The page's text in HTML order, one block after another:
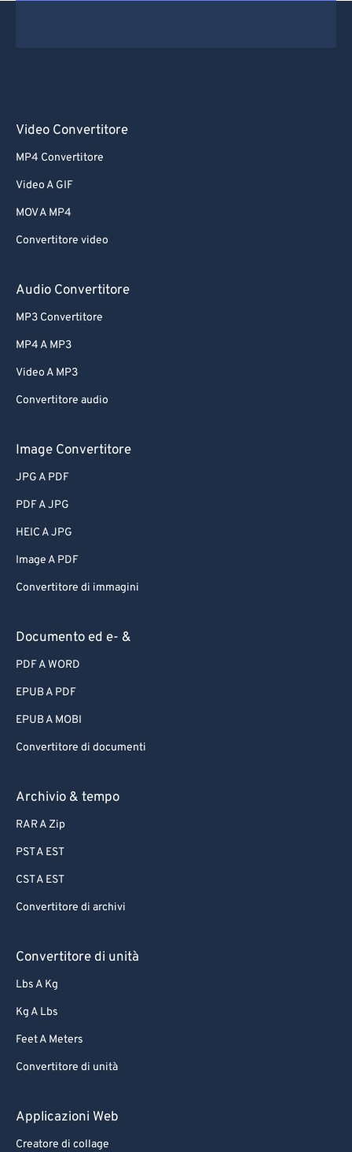
Video Convertitore
MP4 Convertitore
Video A GIF
MOV A MP4
Convertitore video
Audio Convertitore
MP3 Convertitore
MP4 A MP3
Video A MP3
Convertitore audio
Image Convertitore
JPG A PDF
PDF A JPG
HEIC A JPG
Image A PDF
Convertitore di immagini
Documento ed e- &
PDF A WORD
EPUB A PDF
EPUB A MOBI
Convertitore di documenti
Archivio & tempo
RAR A Zip
PST A EST
CST A EST
Convertitore di archivi
Convertitore di unità
Lbs A Kg
Kg A Lbs
Feet A Meters
Convertitore di unità
Applicazioni Web
Creatore di collage